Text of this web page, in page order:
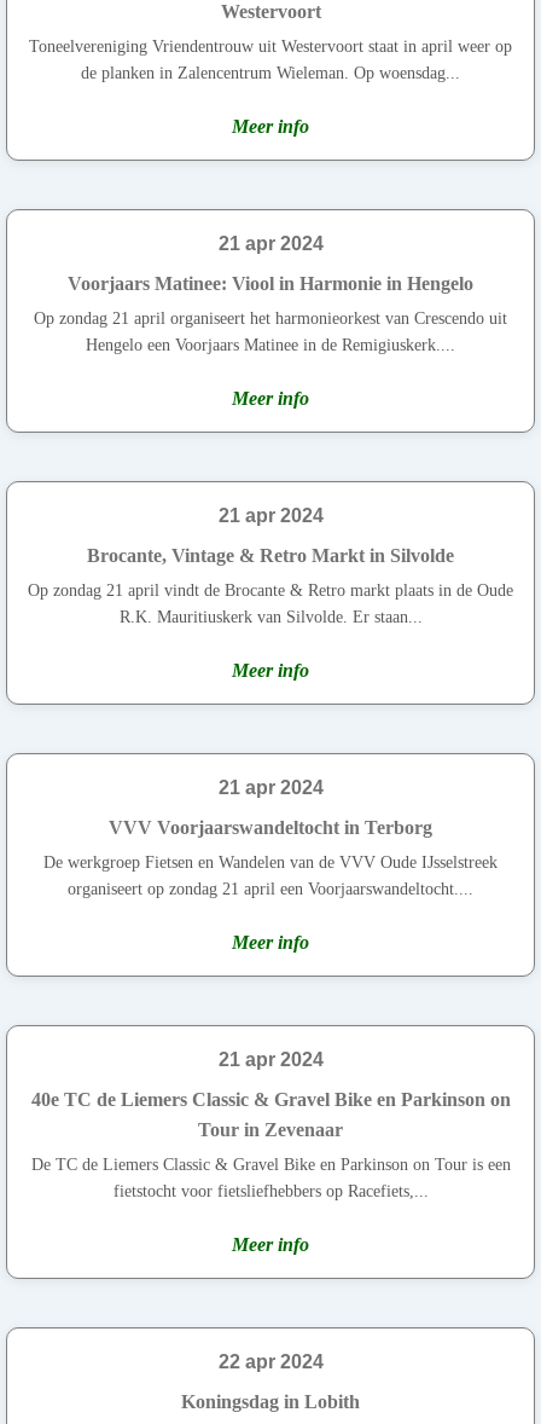
Westervoort
Toneelvereniging Vriendentrouw uit Westervoort staat in april weer op
de planken in Zalencentrum Wieleman. Op woensdag...
Meer info
21 apr 2024
Voorjaars Matinee: Viool in Harmonie in Hengelo
Op zondag 21 april organiseert het harmonieorkest van Crescendo uit
Hengelo een Voorjaars Matinee in de Remigiuskerk....
Meer info
21 apr 2024
Brocante, Vintage & Retro Markt in Silvolde
Op zondag 21 april vindt de Brocante & Retro markt plaats in de Oude
R.K. Mauritiuskerk van Silvolde. Er staan...
Meer info
21 apr 2024
VVV Voorjaarswandeltocht in Terborg
De werkgroep Fietsen en Wandelen van de VVV Oude IJsselstreek
organiseert op zondag 21 april een Voorjaarswandeltocht....
Meer info
21 apr 2024
40e TC de Liemers Classic & Gravel Bike en Parkinson on
Tour in Zevenaar
De TC de Liemers Classic & Gravel Bike en Parkinson on Tour is een
fietstocht voor fietsliefhebbers op Racefiets,...
Meer info
22 apr 2024
Koningsdag in Lobith